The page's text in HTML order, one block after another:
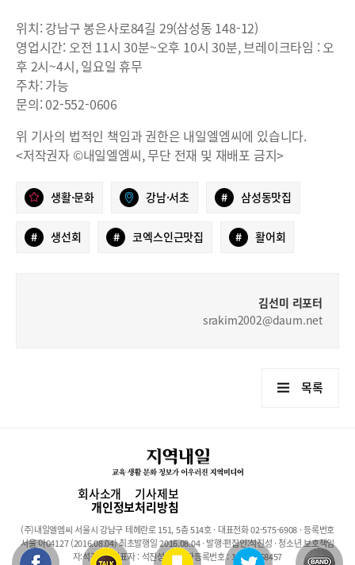
위치: 강남구 봉은사로84길 29(삼성동 148-12)
영업시간: 오전 11시 30분~오후 10시 30분, 브레이크타임 : 오
후 2시~4시, 일요일 휴무
주차: 가능
문의: 02-552-0606
위 기사의 법적인 책임과 권한은 내일엘엠씨에 있습니다.
<저작권자 ©내일엘엠씨, 무단 전재 및 재배포 금지>
생활·문화 강남·서초 # 삼성동맛집
# 생선회 # 코엑스인근맛집 # 활어회
김선미 리포터
srakim2002@daum.net
목록
회사소개 기사제보
개인정보처리방침
(주)내일엘엠씨 서울시 강남구 테헤란로 151, 5층 514호 · 대표전화 02-575-6908 · 등록번호
서울 아04127 (2016.08.04) 최초발행일 2016.08.04 · 발행·편집인:석진성 · 청소년 보호책임
자:석진성 · 대표자 : 석진성 · 사업자등록번호 : 101-86-68457